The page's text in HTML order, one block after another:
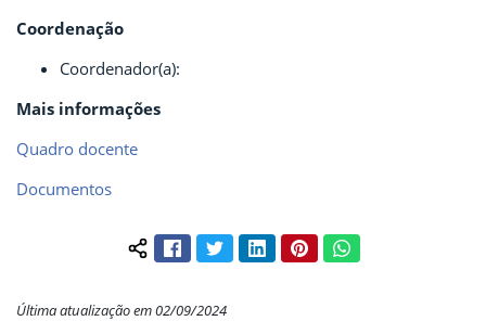
Coordenação
Coordenador(a):
Mais informações
Quadro docente
Documentos
Compartilhar conteúdo:
FacebookTwitterLinkedInPinterestWhatsApp
Última atualização em 02/09/2024